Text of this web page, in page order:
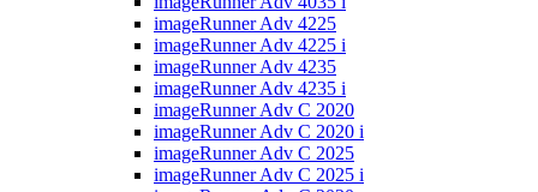
imageRunner Adv 4225
imageRunner Adv 4225 i
imageRunner Adv 4235
imageRunner Adv 4235 i
imageRunner Adv C 2020
imageRunner Adv C 2020 i
imageRunner Adv C 2025
imageRunner Adv C 2025 i